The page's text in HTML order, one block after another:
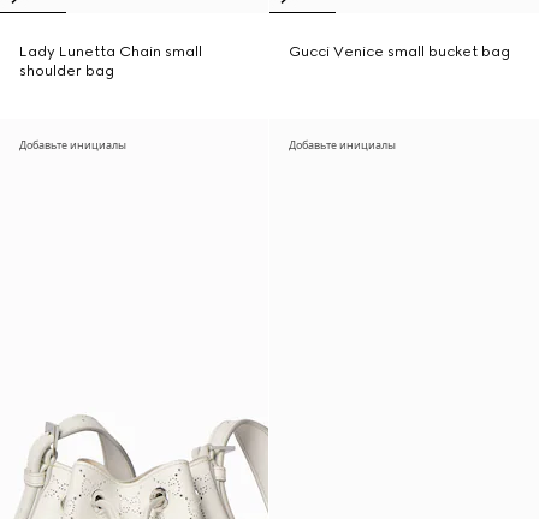
Lady Lunetta Chain small
shoulder bag
Gucci Venice small bucket bag
Добавьте инициалы Добавьте инициалы